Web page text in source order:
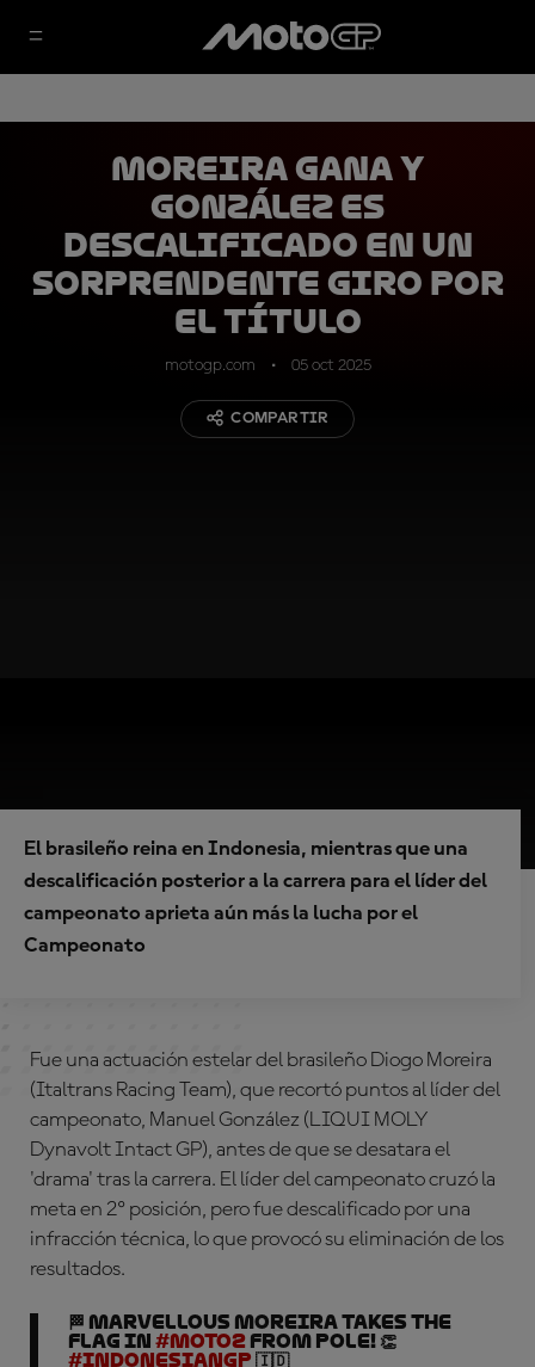
Moreira gana y
González es
descalificado en un
sorprendente giro por
el título
motogp.com 05 oct 2025
COMPARTIR
El brasileño reina en Indonesia, mientras que una
descalificación posterior a la carrera para el líder del
campeonato aprieta aún más la lucha por el
Campeonato
Fue una actuación estelar del brasileño Diogo Moreira
(Italtrans Racing Team), que recortó puntos al líder del
campeonato, Manuel González (LIQUI MOLY
Dynavolt Intact GP), antes de que se desatara el
'drama' tras la carrera. El líder del campeonato cruzó la
meta en 2º posición, pero fue descalificado por una
infracción técnica, lo que provocó su eliminación de los
resultados.
🏁 Marvellous Moreira takes the
flag in #Moto2 from pole! 👏
#IndonesianGP 🇮🇩